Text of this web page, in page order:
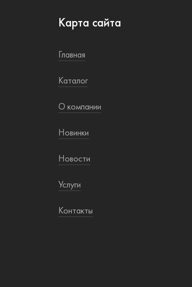
Карта сайта
Главная
Каталог
О компании
Новинки
Новости
Услуги
Контакты